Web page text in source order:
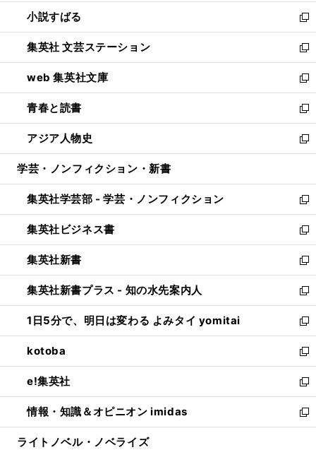
く
で
開
く
し
い
ウ
ィ
ン
ド
ウ
で
開
く
小説すばる
新
し
い
ウ
ィ
ン
ド
ウ
で
開
集英社 文芸ステーション
新
し
い
ウ
ィ
ン
ド
ウ
開
く
web 集英社文庫
新
し
い
ウ
ィ
ン
ウ
で
開
く
青春と読書
新
し
い
ウ
ン
ド
ウ
で
開
く
アジア人物史
新
し
ウ
ィ
ン
ド
ウ
で
開
く
学芸・ノンフィクション・新書
集英社学芸部 - 学芸・ノンフィクション
新
し
い
ウ
ィ
ン
ド
ウ
で
開
く
集英社ビジネス書
新
し
い
ウ
ィ
ン
ド
ウ
で
開
く
集英社新書
新
し
い
ウ
ィ
ン
ド
ウ
で
開
く
集英社新書プラス - 知の水先案内人
新
し
い
ウ
ィ
ン
ド
ウ
で
開
1日5分で、明日は変わる よみタイ yomitai
新
し
い
ウ
ィ
ン
ド
ウ
kotoba
新
し
い
ウ
ィ
ン
e!集英社
新
し
い
ウ
情報・知識＆オピニオン imidas
新
し
ライトノベル・ノベライズ